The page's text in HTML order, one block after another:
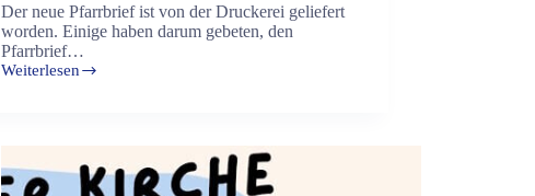
Der neue Pfarrbrief ist von der Druckerei geliefert
worden. Einige haben darum gebeten, den
Pfarrbrief…
Weiterlesen
Pfarrbrief